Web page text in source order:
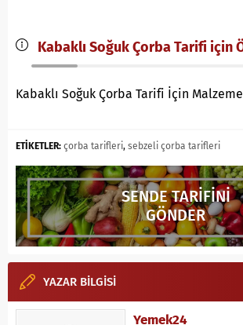
Kabaklı Soğuk Çorba Tarifi için
Kabaklı Soğuk Çorba Tarifi İçin
ETİKETLER: çorba tarifleri, sebzeli çorba tarifleri
SENDE TARİFİNİ
GÖNDER
YAZAR BİLGİSİ
Yemek24